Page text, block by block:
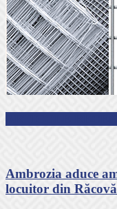
Ambrozia aduce
locuitor din